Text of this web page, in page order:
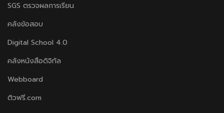
SGS ตรวจผลการเรียน
คลังข้อสอบ
Digital School 4.0
คลังหนังสือดิจิทัล
Webboard
ติวฟรี.com